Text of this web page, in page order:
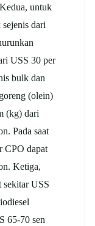
untuk
dari
USS 30 per
bulk dan
(olein)
(kg) dari
Pada saat
CPO dapat
Ketiga,
sekitar USS
65-70 sen